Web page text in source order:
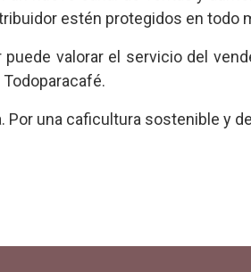
estén protegidos en todo
valorar el servicio del
una caficultura sostenible y